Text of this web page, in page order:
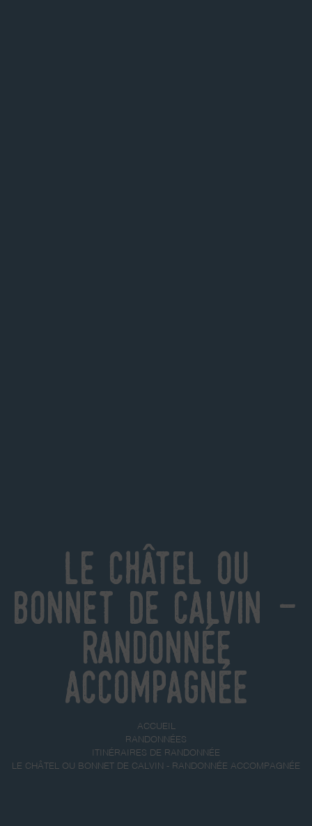
Le Châtel ou
Bonnet de Calvin -
Randonnée
accompagnée
ACCUEIL
RANDONNÉES
ITINÉRAIRES DE RANDONNÉE
LE CHÂTEL OU BONNET DE CALVIN - RANDONNÉE ACCOMPAGNÉE